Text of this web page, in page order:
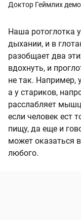
Доктор Геймлих
Наша ротоглотка
дыхании, и в
разобщает два
вдохнуть, и
не так. Например,
а у стариков,
расслабляет
если человек ест
пищу, да еще и
может оказаться
любого.